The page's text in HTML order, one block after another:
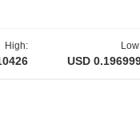
High:
USD
के लिए एक विकेंद्रीकृत
टोकनों का प्रारंभिक वितरण